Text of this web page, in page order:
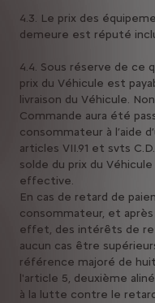
4.3. Le prix des
demeure est réputé
4.4. Sous réserve de ce
prix du Véhicule est
livraison du Véhicule.
Commande aura été
consommateur à l’aide
articles VII.91 et svts
solde du prix du
effective.
En cas de retard de
consommateur, et
effet, des intérêts de
aucun cas être
référence majoré de
l'article 5, deuxième
à la lutte contre le